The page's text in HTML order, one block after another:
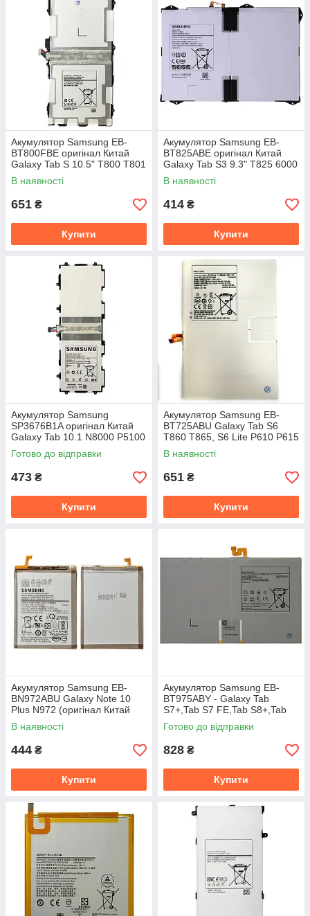
Акумулятор Samsung EB-
BT800FBE оригінал Китай
Galaxy Tab S 10.5" T800 T801
T805 T807 7900 mAh
В наявності
651 ₴
Купити
Акумулятор Samsung EB-
BT825ABE оригінал Китай
Galaxy Tab S3 9.3" T825 6000
mAh
В наявності
414 ₴
Купити
Акумулятор Samsung
SP3676B1A оригінал Китай
Galaxy Tab 10.1 N8000 P5100
P5110 P7500 P7510 7000
mAh Розпродаж
Готово до відправки
473 ₴
Купити
Акумулятор Samsung EB-
BT725ABU Galaxy Tab S6
T860 T865, S6 Lite P610 P615
(оригінал Китай 7040 mAh)
В наявності
651 ₴
Купити
Акумулятор Samsung EB-
BN972ABU Galaxy Note 10
Plus N972 (оригінал Китай
4300 mAh)
В наявності
444 ₴
Купити
Акумулятор Samsung EB-
BT975ABY - Galaxy Tab
S7+,Tab S7 FE,Tab S8+,Tab
S8 Ultra (оригінал Китай
10090 mAh)
Готово до відправки
828 ₴
Купити